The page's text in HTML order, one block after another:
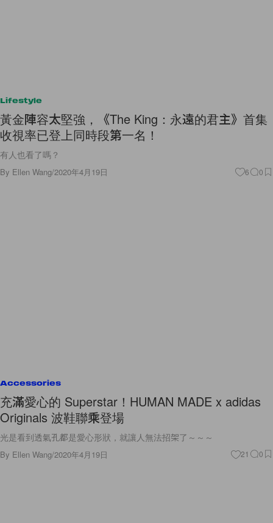
Lifestyle
黃金陣容太堅強，《The King：永遠的君主》首集
收視率已登上同時段第一名！
有人也看了嗎？
By Ellen Wang/2020年4月19日 6 0
Accessories
充滿愛心的 Superstar！HUMAN MADE x adidas
Originals 波鞋聯乘登場
光是看到透氣孔都是愛心形狀，就讓人無法招架了～～～
By Ellen Wang/2020年4月19日 21 0